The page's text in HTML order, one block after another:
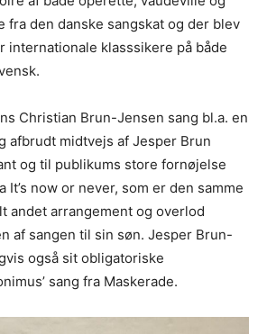
fra den danske sangskat og der blev
internationale klasssikere på både
Christian Brun-Jensen sang bl.a. en
afbrudt midtvejs af Jesper Brun
og til publikums store fornøjelse
It’s now or never, som er den samme
andet arrangement og overlod
af sangen til sin søn. Jesper Brun-
også sit obligatoriske
sang fra Maskerade.